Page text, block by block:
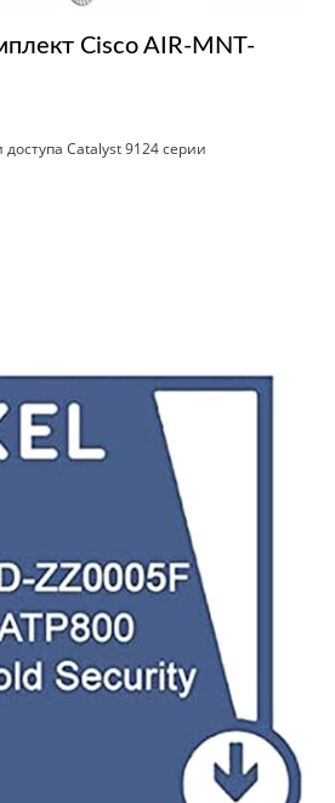
Cisco AIR-MNT-
Catalyst 9124 серии